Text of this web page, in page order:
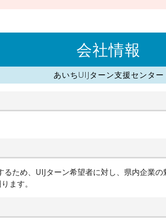
会社情報
あいちUIJターン支援センター
ため、UIJターン希望者に対し、県内企業
ます。